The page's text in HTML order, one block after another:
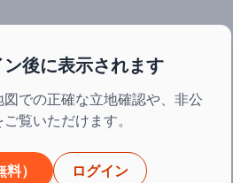
後に表示されます
での正確な立地確認や、非公
覧いただけます。
） ログイン